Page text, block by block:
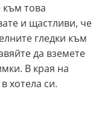
към това
и щастливи, че
гледки към
да вземете
В края на
хотела си.